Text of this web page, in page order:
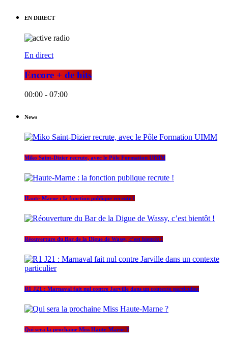
EN DIRECT
En direct
Encore + de hits
00:00 - 07:00
News
Miko Saint-Dizier recrute, avec le Pôle Formation UIMM
Haute-Marne : la fonction publique recrute !
Réouverture du Bar de la Digue de Wassy, c’est bientôt !
R1 J21 : Marnaval fait nul contre Jarville dans un contexte particulier
Qui sera la prochaine Miss Haute-Marne ?